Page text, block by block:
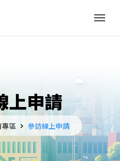
上申請
專區 參訪線上申請